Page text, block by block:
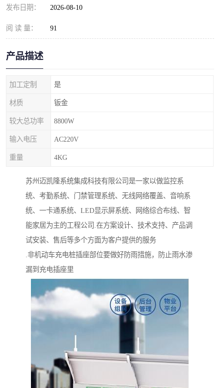
发布日期： 2026-08-10
阅 读 量： 91
产品描述
加工定制 是
材质 钣金
较大总功率 8800W
输入电压 AC220V
重量 4KG
苏州迈凯隆系统集成科技有限公司是一家以做监控系
统、考勤系统、门禁管理系统、无线网络覆盖、音响系
统、一卡通系统、LED显示屏系统、网络综合布线、智
能家居为主的工程公司.在方案设计、技术支持、产品调
试安装、售后等多个方面为客户提供的服务
.非机动车充电桩插座部位要做好防雨措施，防止雨水渗
漏到充电插座里